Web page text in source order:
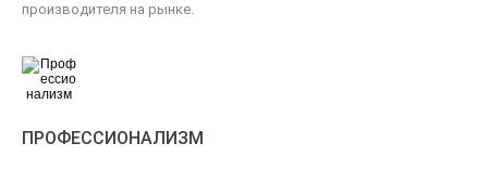
производителя на рынке.
ПРОФЕССИОНАЛИЗМ